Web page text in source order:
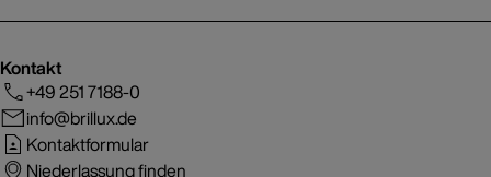
Kontakt
+49 251 7188-0
info@brillux.de
Kontaktformular
Niederlassung finden